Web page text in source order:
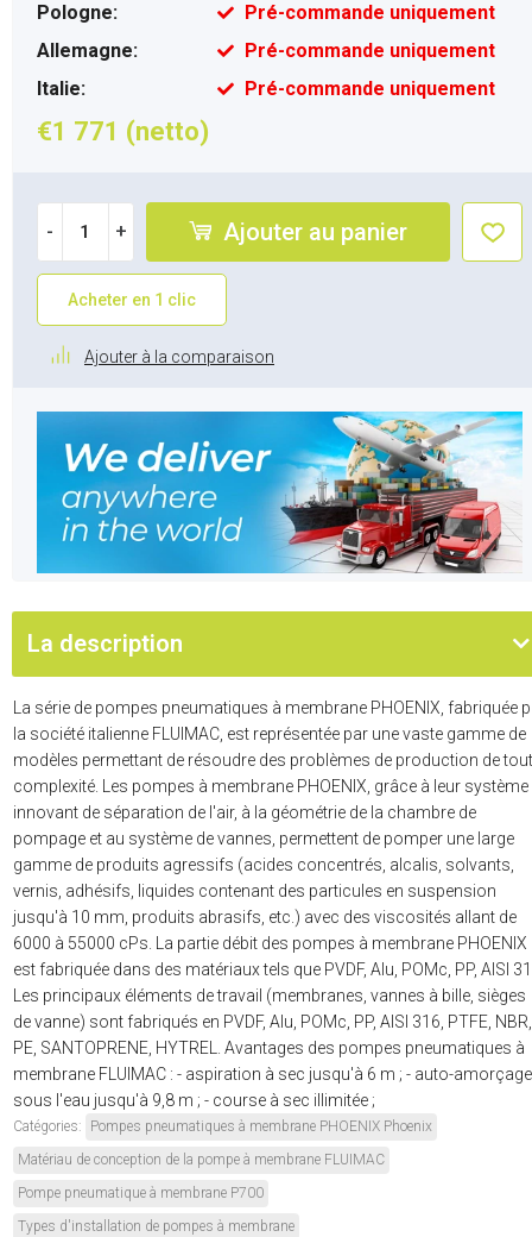
Pologne:
Pré-commande uniquement
Allemagne:
Pré-commande uniquement
Italie:
Pré-commande uniquement
€1 771 (netto)
- + Ajouter au panier
Acheter en 1 clic
Ajouter à la comparaison
La description
La série de pompes pneumatiques à membrane PHOENIX, fabriquée
la société italienne FLUIMAC, est représentée par une vaste gamme de
modèles permettant de résoudre des problèmes de production de
complexité. Les pompes à membrane PHOENIX, grâce à leur système
innovant de séparation de l'air, à la géométrie de la chambre de
pompage et au système de vannes, permettent de pomper une large
gamme de produits agressifs (acides concentrés, alcalis, solvants,
vernis, adhésifs, liquides contenant des particules en suspension
jusqu'à 10 mm, produits abrasifs, etc.) avec des viscosités allant de
6000 à 55000 cPs. La partie débit des pompes à membrane PHOENIX
est fabriquée dans des matériaux tels que PVDF, Alu, POMc, PP, AISI
Les principaux éléments de travail (membranes, vannes à bille, sièges
de vanne) sont fabriqués en PVDF, Alu, POMc, PP, AISI 316, PTFE, NBR,
PE, SANTOPRENE, HYTREL. Avantages des pompes pneumatiques à
membrane FLUIMAC : - aspiration à sec jusqu'à 6 m ; - auto-amorçage
sous l'eau jusqu'à 9,8 m ; - course à sec illimitée ;
Catégories:
Pompes pneumatiques à membrane PHOENIX Phoenix
Matériau de conception de la pompe à membrane FLUIMAC
Pompe pneumatique à membrane P700
Types d'installation de pompes à membrane